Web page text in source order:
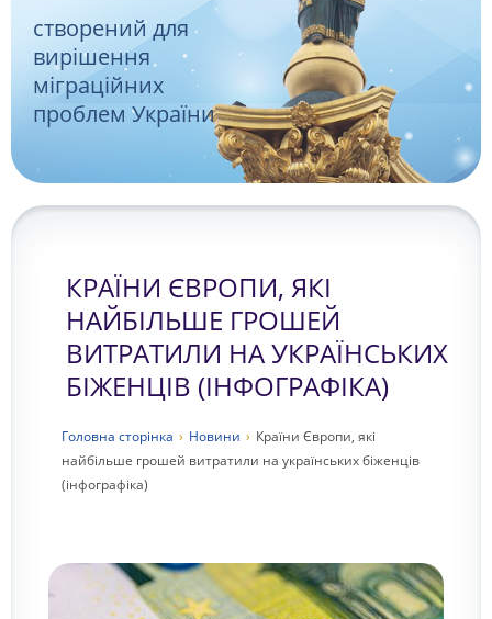
створений для
вирішення
міграційних
проблем України
КРАЇНИ ЄВРОПИ, ЯКІ
НАЙБІЛЬШЕ ГРОШЕЙ
ВИТРАТИЛИ НА УКРАЇНСЬКИХ
БІЖЕНЦІВ (ІНФОГРАФІКА)
Головна сторiнка › Новини › Країни Європи, які
найбільше грошей витратили на українських біженців
(інфографіка)